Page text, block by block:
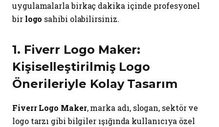
uygulamalarla birkaç dakika içinde profesyonel
bir logo sahibi olabilirsiniz.
1. Fiverr Logo Maker:
Kişiselleştirilmiş Logo
Önerileriyle Kolay Tasarım
Fiverr Logo Maker, marka adı, slogan, sektör ve
logo tarzı gibi bilgiler ışığında kullanıcıya özel